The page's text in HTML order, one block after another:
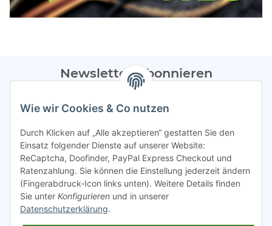
Newsletter Abonnieren
Bitte sendet mir entsprechend eurer
regelmäßig Infos zu euren Aktionen per E-Mail zu.
Abonnieren
Spamschutz aktiv
Gesetzliche Informationen
Wie wir Cookies & Co nutzen
Durch Klicken auf „Alle akzeptieren“ gestatten Sie den
Einsatz folgender Dienste auf unserer Website:
ReCaptcha, Doofinder, PayPal Express Checkout und
Ratenzahlung. Sie können die Einstellung jederzeit ändern
(Fingerabdruck-Icon links unten). Weitere Details finden
Sie unter Konfigurieren und in unserer
Datenschutzerklärung.